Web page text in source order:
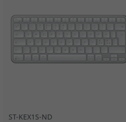
ST-KEX1S-ND